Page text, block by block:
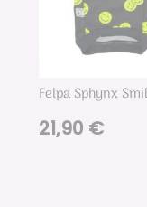
Felpa Sphynx
21,90 €